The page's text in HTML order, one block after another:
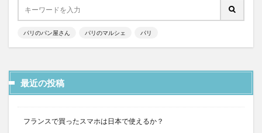
パリのパン屋さん パリのマルシェ パリ
最近の投稿
フランスで買ったスマホは日本で使えるか？